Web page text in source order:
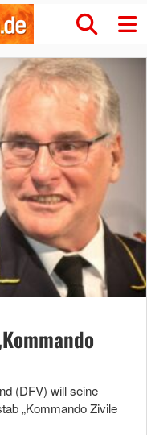
(DFV) will seine
„Kommando Zivile